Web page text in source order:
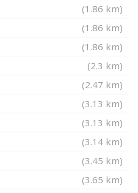
(1.86 km)
(1.86 km)
(1.86 km)
(2.3 km)
(2.47 km)
(3.13 km)
(3.13 km)
(3.14 km)
(3.45 km)
(3.65 km)